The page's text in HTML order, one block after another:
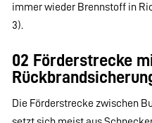
immer wieder Brennstoff in
3).
02 Förderstrecke
Die Förderstrecke zwischen